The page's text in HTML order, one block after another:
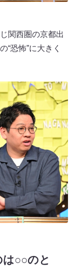
関西圏の京都出
“恐怖”に大きく
○○のと